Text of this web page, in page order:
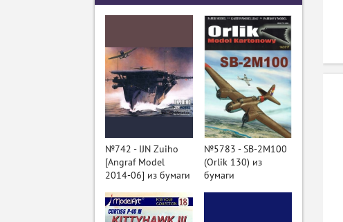
№742 - IJN Zuiho
[Angraf Model
2014-06] из бумаги
№5783 - SB-2M100
(Orlik 130) из
бумаги